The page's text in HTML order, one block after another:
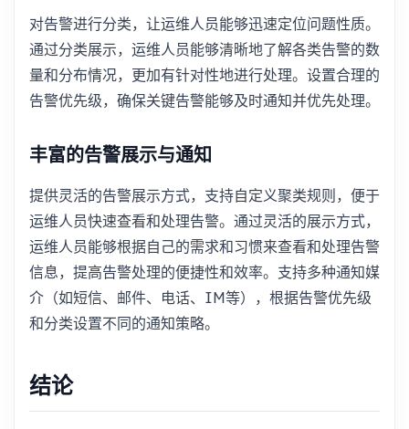
对告警进行分类，让运维人员能够迅速定位问题性质。
通过分类展示，运维人员能够清晰地了解各类告警的数
量和分布情况，更加有针对性地进行处理。设置合理的
告警优先级，确保关键告警能够及时通知并优先处理。
丰富的告警展示与通知
提供灵活的告警展示方式，支持自定义聚类规则，便于
运维人员快速查看和处理告警。通过灵活的展示方式，
运维人员能够根据自己的需求和习惯来查看和处理告警
信息，提高告警处理的便捷性和效率。支持多种通知媒
介（如短信、邮件、电话、IM等），根据告警优先级
和分类设置不同的通知策略。
结论